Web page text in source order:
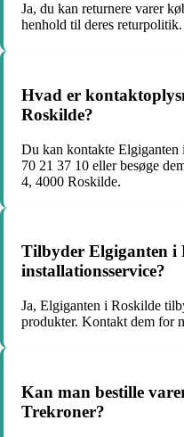
Ja, du kan returnere varer
henhold til deres returpolitik.
Hvad er
Roskilde?
Du kan kontakte Elgiganten
70 21 37 10 eller besøge
4, 4000 Roskilde.
Tilbyder Elgiganten i
installationsservice?
Ja, Elgiganten i Roskilde
produkter. Kontakt dem for
Kan man bestille
Trekroner?